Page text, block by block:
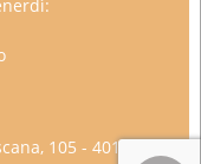
105 - 40141